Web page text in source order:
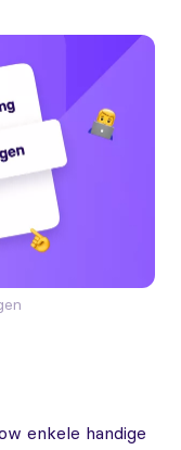
enkele handige